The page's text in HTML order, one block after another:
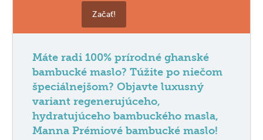
Začať!
Máte radi 100% prírodné ghanské
bambucké maslo? Túžite po niečom
špeciálnejšom? Objavte luxusný
variant regenerujúceho,
hydratujúceho bambuckého masla,
Manna Prémiové bambucké maslo!